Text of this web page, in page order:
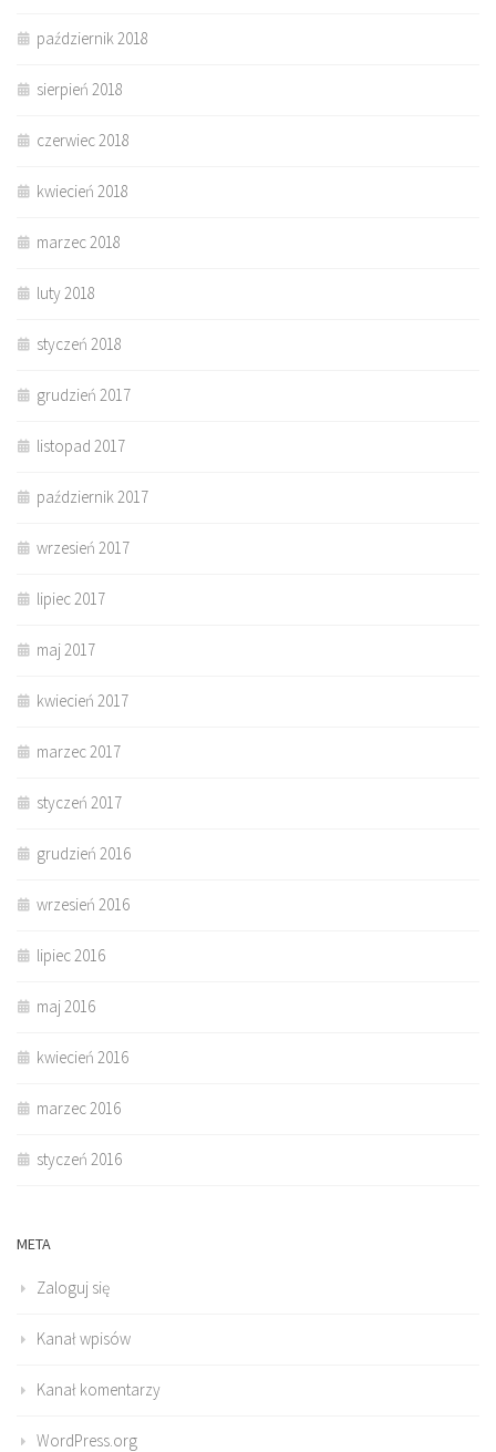
październik 2018
sierpień 2018
czerwiec 2018
kwiecień 2018
marzec 2018
luty 2018
styczeń 2018
grudzień 2017
listopad 2017
październik 2017
wrzesień 2017
lipiec 2017
maj 2017
kwiecień 2017
marzec 2017
styczeń 2017
grudzień 2016
wrzesień 2016
lipiec 2016
maj 2016
kwiecień 2016
marzec 2016
styczeń 2016
META
Zaloguj się
Kanał wpisów
Kanał komentarzy
WordPress.org